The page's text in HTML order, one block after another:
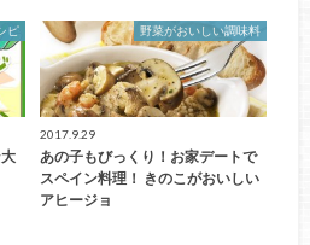
ピ 野菜がおいしい調味料
2017.9.29
あの子もびっくり！お家デートで
スペイン料理！ きのこがおいしい
アヒージョ